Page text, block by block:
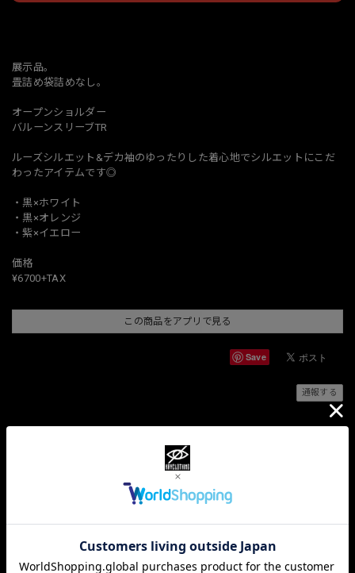
展示品。
畳詰め袋詰めなし。
オープンショルダー
バルーンスリーブTR
ルーズシルエット&デカ袖のゆったりした着心地でシルエットにこだ
わったアイテムです◎
・黒×ホワイト
・黒×オレンジ
・紫×イエロー
価格
¥6700+TAX
この商品をアプリで見る
Save
通報する
10067